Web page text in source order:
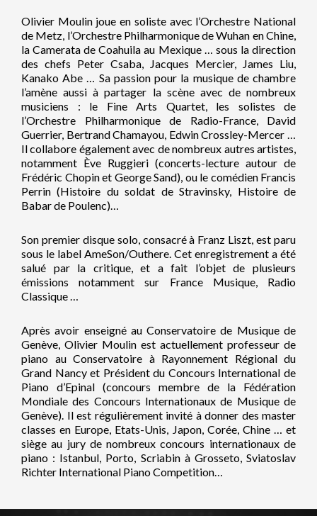
Olivier Moulin joue en soliste avec l’Orchestre National
de Metz, l’Orchestre Philharmonique de Wuhan en Chine,
la Camerata de Coahuila au Mexique … sous la direction
des chefs Peter Csaba, Jacques Mercier, James Liu,
Kanako Abe … Sa passion pour la musique de chambre
l’amène aussi à partager la scène avec de nombreux
musiciens : le Fine Arts Quartet, les solistes de
l’Orchestre Philharmonique de Radio-France, David
Guerrier, Bertrand Chamayou, Edwin Crossley-Mercer …
Il collabore également avec de nombreux autres artistes,
notamment Ève Ruggieri (concerts-lecture autour de
Frédéric Chopin et George Sand), ou le comédien Francis
Perrin (Histoire du soldat de Stravinsky, Histoire de
Babar de Poulenc)…
Son premier disque solo, consacré à Franz Liszt, est paru
sous le label AmeSon/Outhere. Cet enregistrement a été
salué par la critique, et a fait l’objet de plusieurs
émissions notamment sur France Musique, Radio
Classique …
Après avoir enseigné au Conservatoire de Musique de
Genève, Olivier Moulin est actuellement professeur de
piano au Conservatoire à Rayonnement Régional du
Grand Nancy et Président du Concours International de
Piano d’Epinal (concours membre de la Fédération
Mondiale des Concours Internationaux de Musique de
Genève). Il est régulièrement invité à donner des master
classes en Europe, Etats-Unis, Japon, Corée, Chine … et
siège au jury de nombreux concours internationaux de
piano : Istanbul, Porto, Scriabin à Grosseto, Sviatoslav
Richter International Piano Competition…